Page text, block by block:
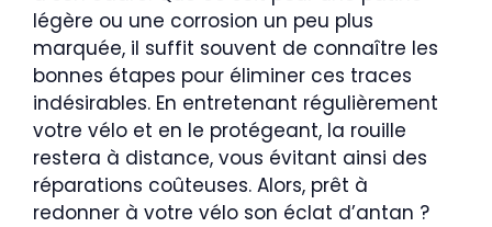
légère ou une corrosion un peu plus
marquée, il suffit souvent de connaître les
bonnes étapes pour éliminer ces traces
indésirables. En entretenant régulièrement
votre vélo et en le protégeant, la rouille
restera à distance, vous évitant ainsi des
réparations coûteuses. Alors, prêt à
redonner à votre vélo son éclat d’antan ?